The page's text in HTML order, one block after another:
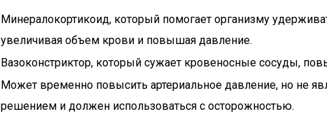
Минералокортикоид, который помогает организму
увеличивая объем крови и повышая давление.
Вазоконстриктор, который сужает кровеносные сосуды,
Может временно повысить артериальное давление, но не
решением и должен использоваться с осторожностью.